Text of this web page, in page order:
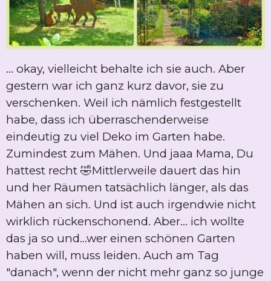
... okay, vielleicht behalte ich sie auch. Aber
gestern war ich ganz kurz davor, sie zu
verschenken. Weil ich nämlich festgestellt
habe, dass ich überraschenderweise
eindeutig zu viel Deko im Garten habe.
Zumindest zum Mähen. Und jaaa Mama, Du
hattest recht 🤣Mittlerweile dauert das hin
und her Räumen tatsächlich länger, als das
Mähen an sich. Und ist auch irgendwie nicht
wirklich rückenschonend. Aber... ich wollte
das ja so und...wer einen schönen Garten
haben will, muss leiden. Auch am Tag
"danach", wenn der nicht mehr ganz so junge